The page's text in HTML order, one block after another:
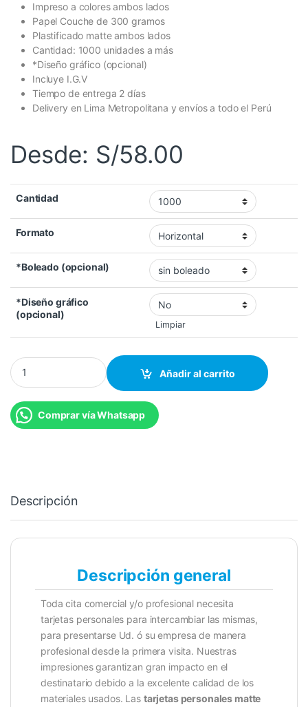
Impreso a colores ambos lados
Papel Couche de 300 gramos
Plastificado matte ambos lados
Cantidad: 1000 unidades a más
*Diseño gráfico (opcional)
Incluye I.G.V
Tiempo de entrega 2 días
Delivery en Lima Metropolitana y envíos a todo el Perú
Desde: S/58.00
Cantidad
Formato
*Boleado (opcional)
*Diseño gráfico
(opcional)
Limpiar
Tarjetas Personales Matte 300 gr. cantidad
Añadir al carrito
Comprar vía Whatsapp
Descripción
Descripción general
Toda cita comercial y/o profesional necesita
tarjetas personales para intercambiar las mismas,
para presentarse Ud. ó su empresa de manera
profesional desde la primera visita. Nuestras
impresiones garantizan gran impacto en el
destinatario debido a la excelente calidad de los
materiales usados. Las tarjetas personales matte